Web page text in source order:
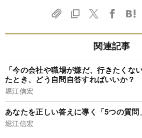
関連記事
「今の会社や職場が嫌だ、行きたくな
たとき、どう自問自答すればいいか？
堀江信宏
あなたを正しい答えに導く「5つの質問
堀江信宏